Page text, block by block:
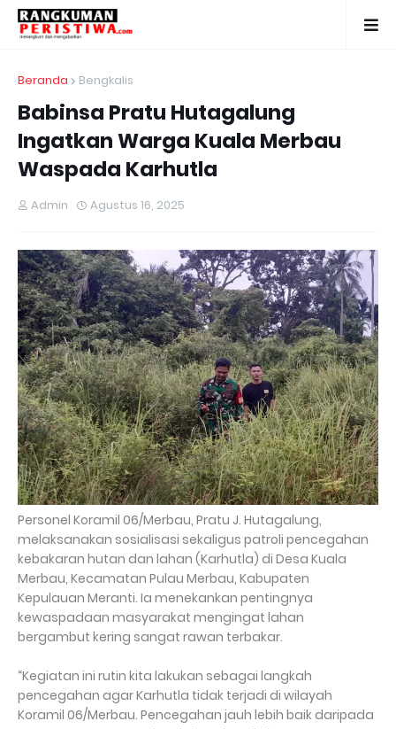
Beranda Bengkalis
Babinsa Pratu Hutagalung
Ingatkan Warga Kuala Merbau
Waspada Karhutla
Admin Agustus 16, 2025
Personel Koramil 06/Merbau, Pratu J. Hutagalung,
melaksanakan sosialisasi sekaligus patroli pencegahan
kebakaran hutan dan lahan (Karhutla) di Desa Kuala
Merbau, Kecamatan Pulau Merbau, Kabupaten
Kepulauan Meranti. Ia menekankan pentingnya
kewaspadaan masyarakat mengingat lahan
bergambut kering sangat rawan terbakar.
“Kegiatan ini rutin kita lakukan sebagai langkah
pencegahan agar Karhutla tidak terjadi di wilayah
Koramil 06/Merbau. Pencegahan jauh lebih baik daripada